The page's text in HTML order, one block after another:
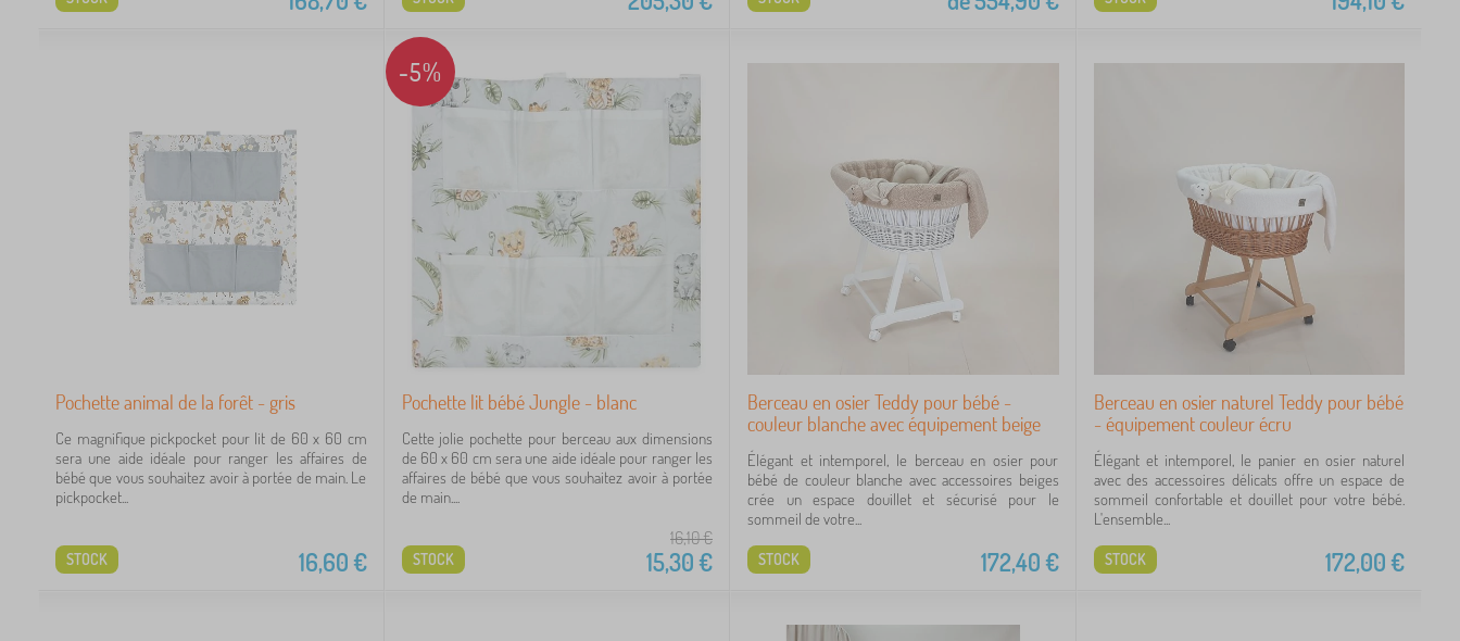
Pochette animal de la forêt - gris
Ce magnifique pickpocket pour lit de 60 x 60 cm
sera une aide idéale pour ranger les affaires de
bébé que vous souhaitez avoir à portée de main. Le
pickpocket...
16,60€
STOCK
-5%
Pochette lit bébé Jungle - blanc
Cette jolie pochette pour berceau aux dimensions
de 60 x 60 cm sera une aide idéale pour ranger les
affaires de bébé que vous souhaitez avoir à portée
de main....
16,10€
15,30€
STOCK
Berceau en osier Teddy pour bébé -
couleur blanche avec équipement beige
Élégant et intemporel, le berceau en osier pour
bébé de couleur blanche avec accessoires beiges
crée un espace douillet et sécurisé pour le
sommeil de votre...
172,40€
STOCK
Berceau en osier naturel Teddy pour bébé
- équipement couleur écru
Élégant et intemporel, le panier en osier naturel
avec des accessoires délicats offre un espace de
sommeil confortable et douillet pour votre bébé.
L'ensemble...
172,00€
STOCK